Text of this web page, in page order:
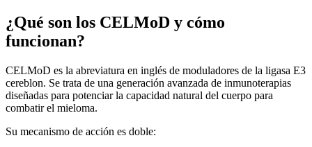
¿Qué son los CELMoD y cómo
funcionan?
CELMoD es la abreviatura en inglés de moduladores de la ligasa E3
cereblon. Se trata de una generación avanzada de inmunoterapias
diseñadas para potenciar la capacidad natural del cuerpo para
combatir el mieloma.
Su mecanismo de acción es doble: